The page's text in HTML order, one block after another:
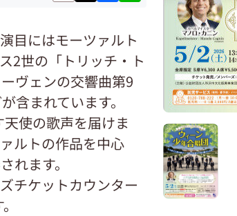
目にはモーツァルト
2世の「トリッチ・ト
ヴェンの交響曲第9
含まれています。
使の歌声を届けま
ルトの作品を中心
れます。
チケットカウンター